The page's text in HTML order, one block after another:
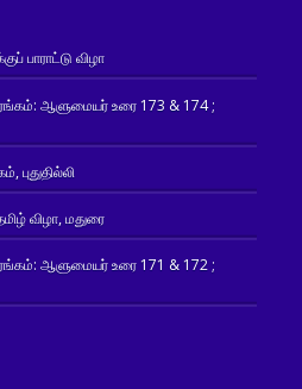
பாராட்டு விழா
ஆளுமையர் உரை 173 & 174 ;
விழா, மதுரை
ஆளுமையர் உரை 171 & 172 ;